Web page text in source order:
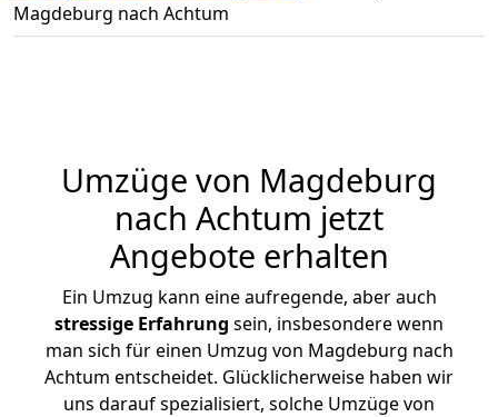
Magdeburg nach Achtum
Umzüge von Magdeburg
nach Achtum jetzt
Angebote erhalten
Ein Umzug kann eine aufregende, aber auch
stressige Erfahrung sein, insbesondere wenn
man sich für einen Umzug von Magdeburg nach
Achtum entscheidet. Glücklicherweise haben wir
uns darauf spezialisiert, solche Umzüge von